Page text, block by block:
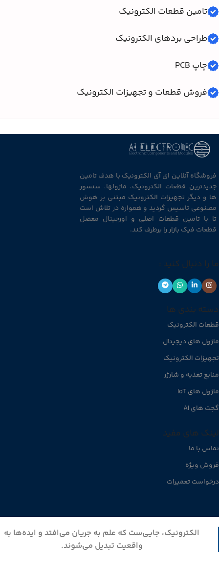
تامین قطعات الکترونیک
طراحی بردهای الکترونیک
چاپ PCB
فروش قطعات و تجهیزات الکترونیک
فروشگاه آنلاین ای آی الکترونیک با هدف تامین
جدیدترین قطعات الکترونیک، ماژولها، سنسور
ها و دیگر تجهیزات الکترونیک مبتنی بر هوش
مصنوعی تاسیس گردید و همواره در تلاش است
تا با تامین قطعات اصلی و اورجینال معضل
قطعات فیک بازار را برطرف کند.
ما را دنبال کنید :
دسته بندی ها
قطعات الکترونیک
ماژول های دیجیتال
تجهیزات الکترونیک
منابع تغذیه و شارژر
ماژول های IoT
گجت های AI
لینک های مفید
تماس با ما
فروش ویژه
درخواست تعمیرات
الکترونیک، جایی‌ست که علم به جریان می‌افتد و ایده‌ها به
واقعیت تبدیل می‌شوند.